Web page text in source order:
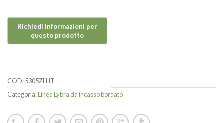
COD:5305ZLHT
Categoria:Linea Lybra da incasso bordato